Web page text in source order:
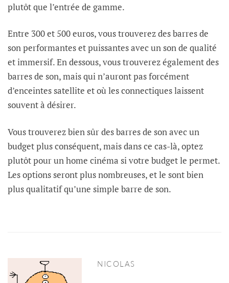
plutôt que l’entrée de gamme.
Entre 300 et 500 euros, vous trouverez des barres de
son performantes et puissantes avec un son de qualité
et immersif. En dessous, vous trouverez également des
barres de son, mais qui n’auront pas forcément
d’enceintes satellite et où les connectiques laissent
souvent à désirer.
Vous trouverez bien sûr des barres de son avec un
budget plus conséquent, mais dans ce cas-là, optez
plutôt pour un home cinéma si votre budget le permet.
Les options seront plus nombreuses, et le sont bien
plus qualitatif qu’une simple barre de son.
NICOLAS